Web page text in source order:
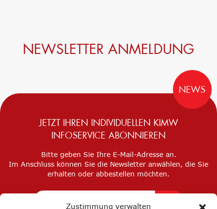
Zustimmung verwalten
NEWSLETTER ANMELDUNG
NEWS
JETZT IHREN INDIVIDUELLEN KIMW
INFOSERVICE ABONNIEREN
Bitte geben Sie Ihre E-Mail-Adresse an.
Im Anschluss können Sie die Newsletter anwählen, die Sie
erhalten oder abbestellen möchten.